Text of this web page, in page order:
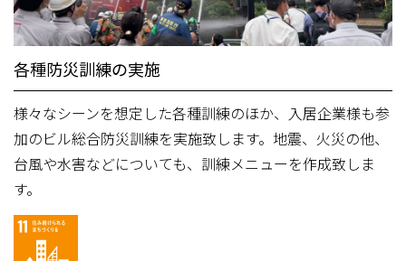
各種防災訓練の実施
様々なシーンを想定した各種訓練のほか、入居企業様も参
加のビル総合防災訓練を実施致します。地震、火災の他、
台風や水害などについても、訓練メニューを作成致しま
す。